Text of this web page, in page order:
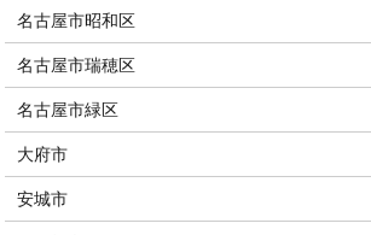
名古屋市昭和区
名古屋市瑞穂区
名古屋市緑区
大府市
安城市